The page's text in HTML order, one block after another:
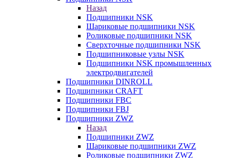
Назад
Подшипники NSK
Шариковые подшипники NSK
Роликовые подшипники NSK
Сверхточные подшипники NSK
Подшипниковые узлы NSK
Подшипники NSK промышленных
электродвигателей
Подшипники DINROLL
Подшипники CRAFT
Подшипники FBC
Подшипники FBJ
Подшипники ZWZ
Назад
Подшипники ZWZ
Шариковые подшипники ZWZ
Роликовые подшипники ZWZ